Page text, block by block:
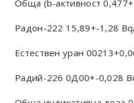
Обща (b-активност
Радон-222 15,89+-1,28
Естествен уран
Радий-226 0Д00+-0,028